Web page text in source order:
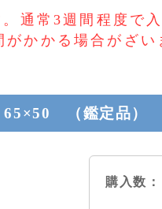
通常3週間程度で
かかる場合がざい
（鑑定品）
購入数：